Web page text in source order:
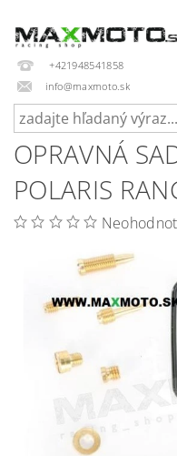
+421948541858
info@maxmoto.sk
OPRAVNÁ
POLARIS